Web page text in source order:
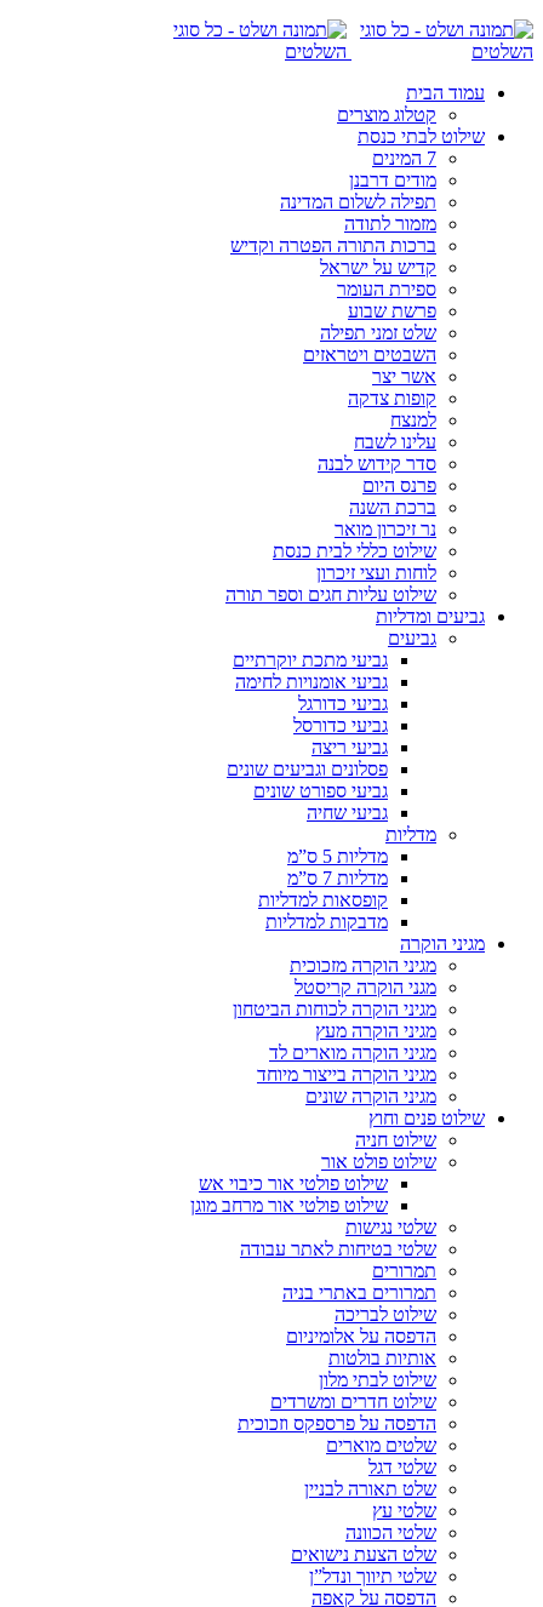
עמוד הבית
קטלוג מוצרים
שילוט לבתי כנסת
7 המינים
מודים דרבנן
תפילה לשלום המדינה
מזמור לתודה
ברכות התורה הפטרה וקדיש
קדיש על ישראל
ספירת העומר
פרשת שבוע
שלט זמני תפילה
השבטים ויטראזים
אשר יצר
קופות צדקה
למנצח
עלינו לשבח
סדר קידוש לבנה
פרנס היום
ברכת השנה
נר זיכרון מואר
שילוט כללי לבית כנסת
לוחות ועצי זיכרון
שילוט עליות חגים וספר תורה
גביעים ומדליות
גביעים
גביעי מתכת יוקרתיים
גביעי אומנויות לחימה
גביעי כדורגל
גביעי כדורסל
גביעי ריצה
פסלונים וגביעים שונים
גביעי ספורט שונים
גביעי שחיה
מדליות
מדליות 5 ס”מ
מדליות 7 ס”מ
קופסאות למדליות
מדבקות למדליות
מגיני הוקרה
מגיני הוקרה מזכוכית
מגני הוקרה קריסטל
מגיני הוקרה לכוחות הביטחון
מגיני הוקרה מעץ
מגיני הוקרה מוארים לד
מגיני הוקרה בייצור מיוחד
מגיני הוקרה שונים
שילוט פנים וחוץ
שילוט חניה
שילוט פולט אור
שילוט פולטי אור כיבוי אש
שילוט פולטי אור מרחב מוגן
שלטי נגישות
שלטי בטיחות לאתר עבודה
תמרורים
תמרורים באתרי בניה
שילוט לבריכה
הדפסה על אלומיניום
אותיות בולטות
שילוט לבתי מלון
שילוט חדרים ומשרדים
הדפסה על פרספקס וזכוכית
שלטים מוארים
שלטי דגל
שלט תאורה לבניין
שלטי עץ
שלטי הכוונה
שלט הצעת נישואים
שלטי תיווך ונדל”ן
הדפסה על קאפה